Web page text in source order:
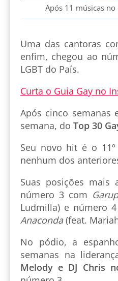
Após 11 músicas
Uma das cantoras
enfim, chegou ao
LGBT do País.
Curta o Guia Gay no
Após cinco semanas
semana, do Top 30
Seu novo hit é o
nenhum dos
Suas posições
número 3 com
Ludmilla) e número
Anaconda(feat.
No pódio, a
semanas na
Melody e DJ Chris